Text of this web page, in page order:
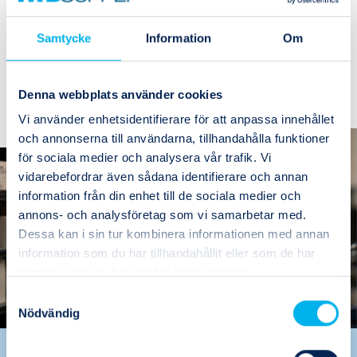
Samtycke Information Om
Denna webbplats använder cookies
Vi använder enhetsidentifierare för att anpassa innehållet
och annonserna till användarna, tillhandahålla funktioner
för sociala medier och analysera vår trafik. Vi
vidarebefordrar även sådana identifierare och annan
information från din enhet till de sociala medier och
annons- och analysföretag som vi samarbetar med.
Dessa kan i sin tur kombinera informationen med annan
information som du har tillhandahållit eller som de har
Samtyckesval
Nödvändig
Lagerstatus Beställningsvara